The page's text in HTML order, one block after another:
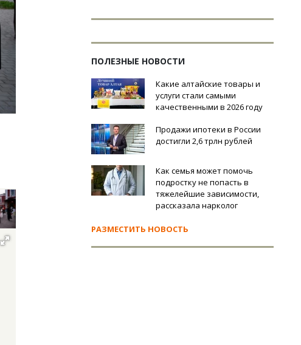
ПОЛЕЗНЫЕ НОВОСТИ
Какие алтайские товары и
услуги стали самыми
качественными в 2026 году
Продажи ипотеки в России
достигли 2,6 трлн рублей
Как семья может помочь
подростку не попасть в
тяжелейшие зависимости,
рассказала нарколог
РАЗМЕСТИТЬ НОВОСТЬ